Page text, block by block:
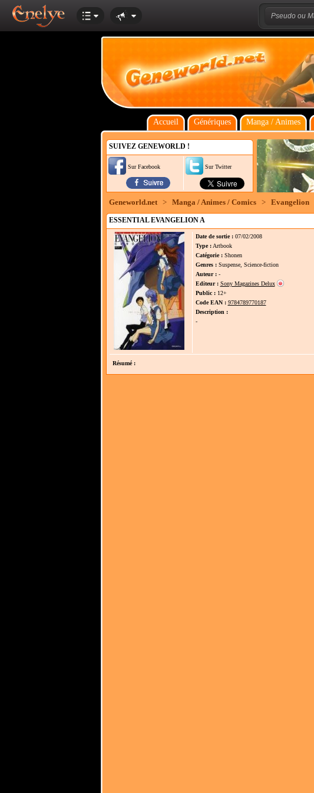
Accueil Génériques Manga / Animes
SUIVEZ GENEWORLD !
Sur Facebook Sur Twitter
Geneworld.net > Manga / Animes / Comics > Evangelion
ESSENTIAL EVANGELION A
Date de sortie :07/02/2008
Type : Artbook
Catégorie :Shonen
Genres :Suspense, Science-fiction
Auteur :-
Editeur : Sony Magazines Delux
Public :12+
Code EAN : 9784789770187
Description :
-
Résumé :